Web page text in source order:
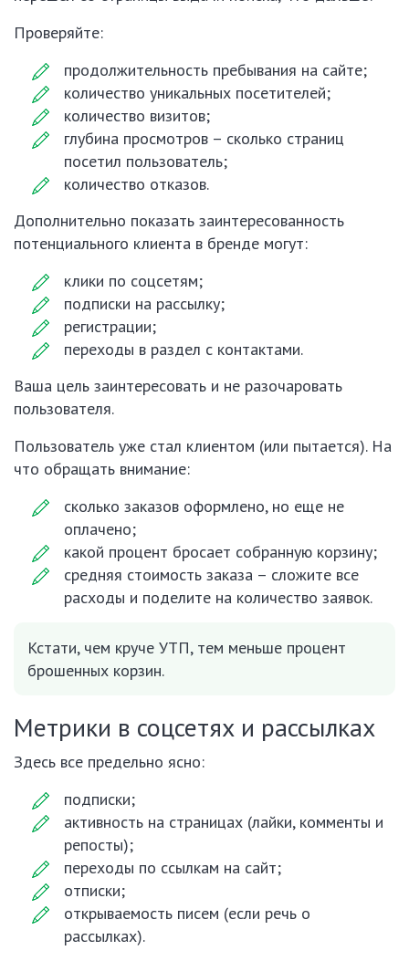
Проверяйте:
продолжительность пребывания на сайте;
количество уникальных посетителей;
количество визитов;
глубина просмотров – сколько страниц
посетил пользователь;
количество отказов.
Дополнительно показать заинтересованность
потенциального клиента в бренде могут:
клики по соцсетям;
подписки на рассылку;
регистрации;
переходы в раздел с контактами.
Ваша цель заинтересовать и не разочаровать
пользователя.
Пользователь уже стал клиентом (или пытается). На
что обращать внимание:
сколько заказов оформлено, но еще не
оплачено;
какой процент бросает собранную корзину;
средняя стоимость заказа – сложите все
расходы и поделите на количество заявок.
Кстати, чем круче УТП, тем меньше процент
брошенных корзин.
Метрики в соцсетях и рассылках
Здесь все предельно ясно:
подписки;
активность на страницах (лайки, комменты и
репосты);
переходы по ссылкам на сайт;
отписки;
открываемость писем (если речь о
рассылках).